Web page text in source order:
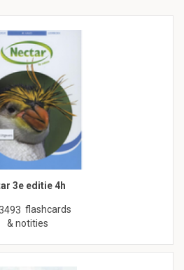
3e editie 4h
flashcards
& notities